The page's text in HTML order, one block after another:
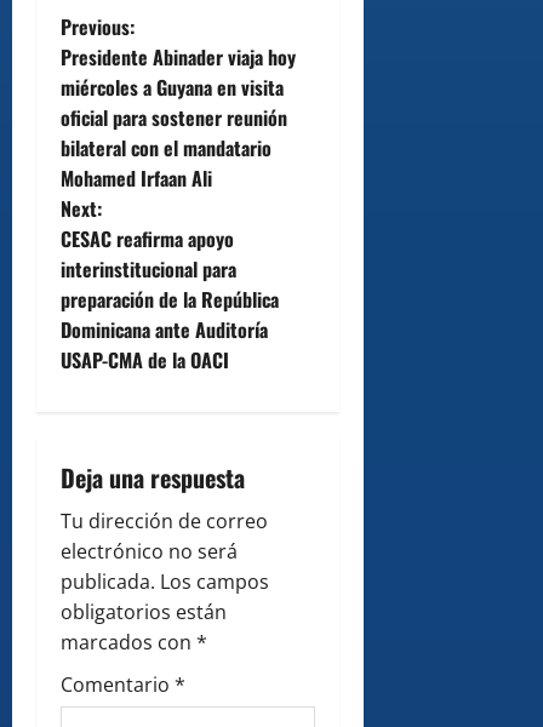
P
o
s
t
n
a
v
a
t
i
o
n
Previous:
Presidente Abinader viaja hoy
miércoles a Guyana en visita
oficial para sostener reunión
bilateral con el mandatario
Mohamed Irfaan Ali
Next:
CESAC reafirma apoyo
interinstitucional para
preparación de la República
Dominicana ante Auditoría
USAP-CMA de la OACI
Deja una respuesta
Tu dirección de correo
electrónico no será
publicada. Los campos
obligatorios están
marcados con *
Comentario *